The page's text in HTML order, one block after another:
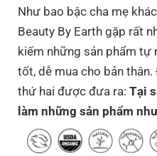
Như bao bậc cha mẹ
Beauty By Earth gặp rất
kiếm những sản phẩm tự
tốt, dễ mua cho bản
thứ hai được đưa ra: Tại
làm những sản phẩm